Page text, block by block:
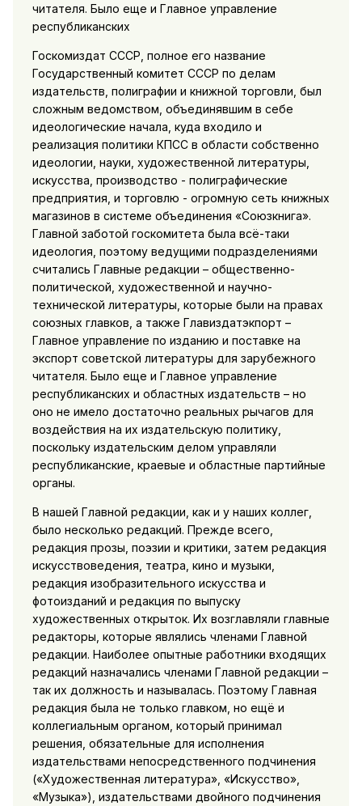
читателя. Было еще и Главное управление
республиканских
Госкомиздат СССР, полное его название
Государственный комитет СССР по делам
издательств, полиграфии и книжной торговли, был
сложным ведомством, объединявшим в себе
идеологические начала, куда входило и
реализация политики КПСС в области собственно
идеологии, науки, художественной литературы,
искусства, производство - полиграфические
предприятия, и торговлю - огромную сеть книжных
магазинов в системе объединения «Союзкнига».
Главной заботой госкомитета была всё-таки
идеология, поэтому ведущими подразделениями
считались Главные редакции – общественно-
политической, художественной и научно-
технической литературы, которые были на правах
союзных главков, а также Главиздатэкпорт –
Главное управление по изданию и поставке на
экспорт советской литературы для зарубежного
читателя. Было еще и Главное управление
республиканских и областных издательств – но
оно не имело достаточно реальных рычагов для
воздействия на их издательскую политику,
поскольку издательским делом управляли
республиканские, краевые и областные партийные
органы.
В нашей Главной редакции, как и у наших коллег,
было несколько редакций. Прежде всего,
редакция прозы, поэзии и критики, затем редакция
искусствоведения, театра, кино и музыки,
редакция изобразительного искусства и
фотоизданий и редакция по выпуску
художественных открыток. Их возглавляли главные
редакторы, которые являлись членами Главной
редакции. Наиболее опытные работники входящих
редакций назначались членами Главной редакции –
так их должность и называлась. Поэтому Главная
редакция была не только главком, но ещё и
коллегиальным органом, который принимал
решения, обязательные для исполнения
издательствами непосредственного подчинения
(«Художественная литература», «Искусство»,
«Музыка»), издательствами двойного подчинения